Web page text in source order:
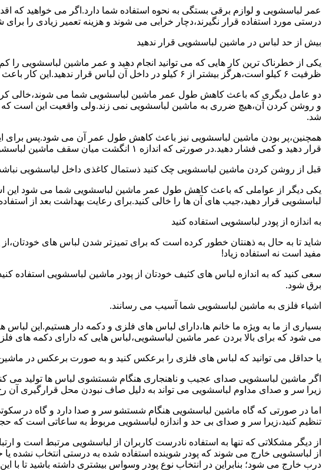
عمر لباسشویی و لوازم برقی بستگی به نحوه استفاده شما دارد.اگر می خواهید که
درستی مورد استفاده قرار نگیرند،دچار خرابی می شوند و هزینه تعمیر زیادی را برای شما ایجاد می کنند.در ادامه ۵ راه حل برای بالا
بیش از حد لباس در ماشین لباسشویی قرار ندهید
یکی از خطرناک ترین کار هایی که می توانید انجام دهید و عمر ماشین لباسشویی
ظرفیت ۶ کیلو است،هرگز بیشتر از ۶ کیلو در داخل آن لباس قرار ندهید.این کار باعث می شود که عمر ماشین لباسشویی شما به شدت افزایش پیدا کند.
دو عامل دیگری که باعث کاهش طول عمر ماشین لباسشویی شما می شوند،خالی
و روشن کردن آن،هیچ ضرری به ماشین لباسشویی نمی زند.ولی واقعیت این
شد.
همچنین،پر بودن ماشین لباسشویی نیز باعث کاهش طول عمر آن می شود.پس برای
قرار دهید و کمی فشار دهید.در صورتی که اندازه ۱ انگشت میان سقف ماشین لباسشویی و لباس ها وجود داشت،دیگر نباید ماشین لباسشویی را پر کنید.
قبل از روشن کردن ماشین لباسشویی چک کنید ذستمال کاغذی داخل لباسشویی
یکی دیگر از عواملی که باعث کاهش طول عمر ماشین لباسشویی شما می شود این
لباسشویی قرار دهید،جیب های آن ها را خالی کنید.برای رعایت بهداشت بعد از
به اندازه از پودر لباسشویی استفاده کنید
شاید تا به حال به ذهنتان خطور کرده است که برای تمیزتر شدن لباس های
مفید است نه استفاده زیاد!
سعی کنید که به اندازه لباس های کثیف خودتان از پودر ماشین لباسشویی
برق شود.
اشیاء فلزی به ماشین لباسشویی شما آسیب می رسانند.
بسیاری از ما به ویژه ما خانم ها،دارای لباس های فلزی و دکمه دار هستیم.این
می شود که برای بالا بردن عمر ماشین لباسشویی،لباس هایی که دارای دکمه های
یا حداقل می توانید که لباس های فلزی را برعکس کنید و به صورت برعکس در
اگر ماشین لباسشویی صدای عجیب و ناهنجاری هنگام شستشوی لباس ها تولید می
زیرا سر و صدای مداوم لباسشویی می تواند به دلیل صاف نبودن محل قرارگیری آن
اما در صورتی که گاه ماشین لباسشویی هنگام شستشو سر و صدا دارد و گاه در
تنظیم کنید،زیرا سر و صدای بی حد و اندازه لباسشویی مربوط به ساعاتی است
از دیگر مشکلاتی که تنها به استفاده نادرست کاربران از لباسشویی مرتبط است و
از لباسشویی خارج می شوند که پودر شوینده استفاده شده به درستی انتخاب
درب خارج می شود؛ بنابراین در انتخاب نوع پودر وسواس بیشتری داشته باشید تا